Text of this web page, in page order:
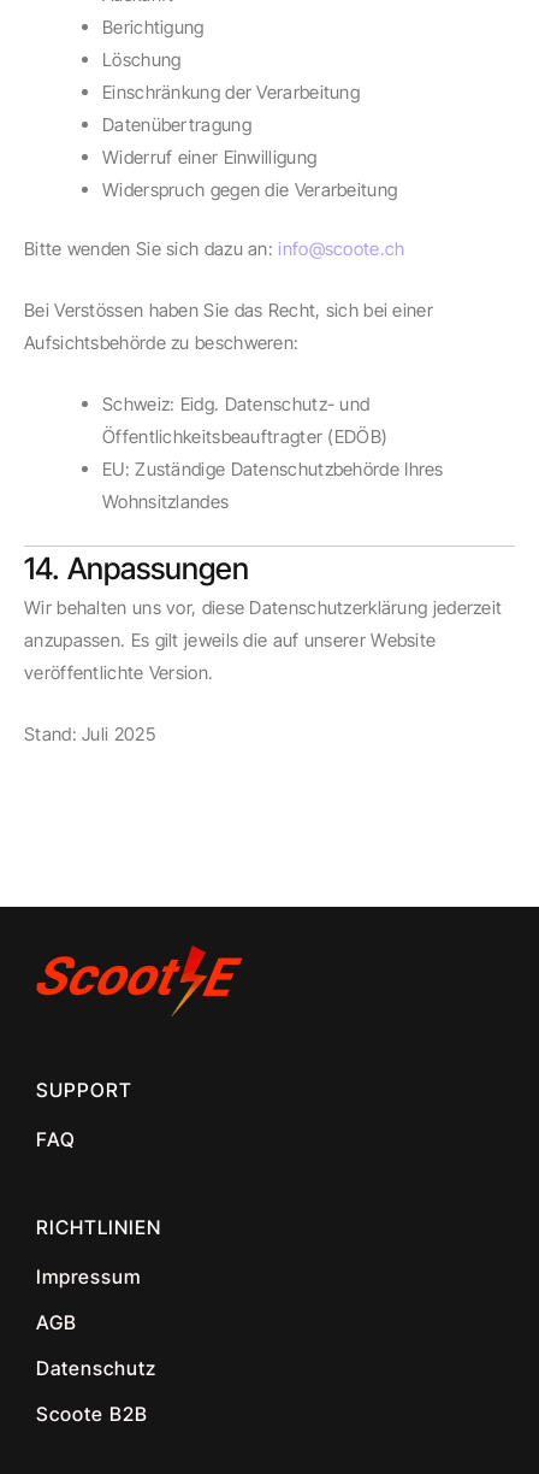
Berichtigung
Löschung
Einschränkung der Verarbeitung
Datenübertragung
Widerruf einer Einwilligung
Widerspruch gegen die Verarbeitung
Bitte wenden Sie sich dazu an:info@scoote.ch
Bei Verstössen haben Sie das Recht, sich bei einer
Aufsichtsbehörde zu beschweren:
Schweiz: Eidg. Datenschutz- und
Öffentlichkeitsbeauftragter (EDÖB)
EU: Zuständige Datenschutzbehörde Ihres
Wohnsitzlandes
14. Anpassungen
Wir behalten uns vor, diese Datenschutzerklärung jederzeit
anzupassen. Es gilt jeweils die auf unserer Website
veröffentlichte Version.
Stand: Juli 2025
SUPPORT
FAQ
RICHTLINIEN
Impressum
AGB
Datenschutz
Scoote B2B